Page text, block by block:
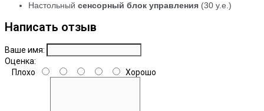
Настольный сенсорный блок управления (30 у.е.)
Написать отзыв
Ваше имя:
Оценка:
Плохо
Хорошо